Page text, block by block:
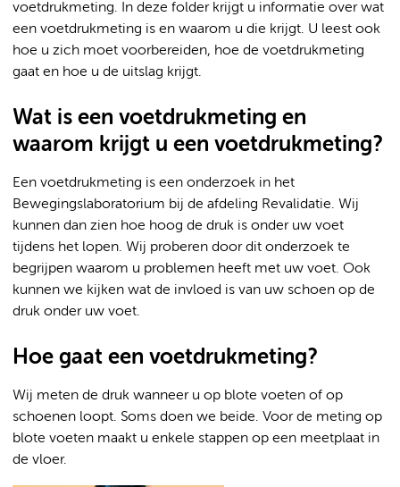
voetdrukmeting. In deze folder krijgt u informatie over wat
een voetdrukmeting is en waarom u die krijgt. U leest ook
hoe u zich moet voorbereiden, hoe de voetdrukmeting
gaat en hoe u de uitslag krijgt.
Wat is een voetdrukmeting en
waarom krijgt u een voetdrukmeting?
Een voetdrukmeting is een onderzoek in het
Bewegingslaboratorium bij de afdeling Revalidatie. Wij
kunnen dan zien hoe hoog de druk is onder uw voet
tijdens het lopen. Wij proberen door dit onderzoek te
begrijpen waarom u problemen heeft met uw voet. Ook
kunnen we kijken wat de invloed is van uw schoen op de
druk onder uw voet.
Hoe gaat een voetdrukmeting?
Wij meten de druk wanneer u op blote voeten of op
schoenen loopt. Soms doen we beide. Voor de meting op
blote voeten maakt u enkele stappen op een meetplaat in
de vloer.